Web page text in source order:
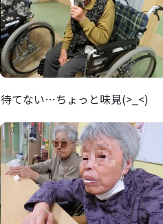
待てない…ちょっと味見(>_<)